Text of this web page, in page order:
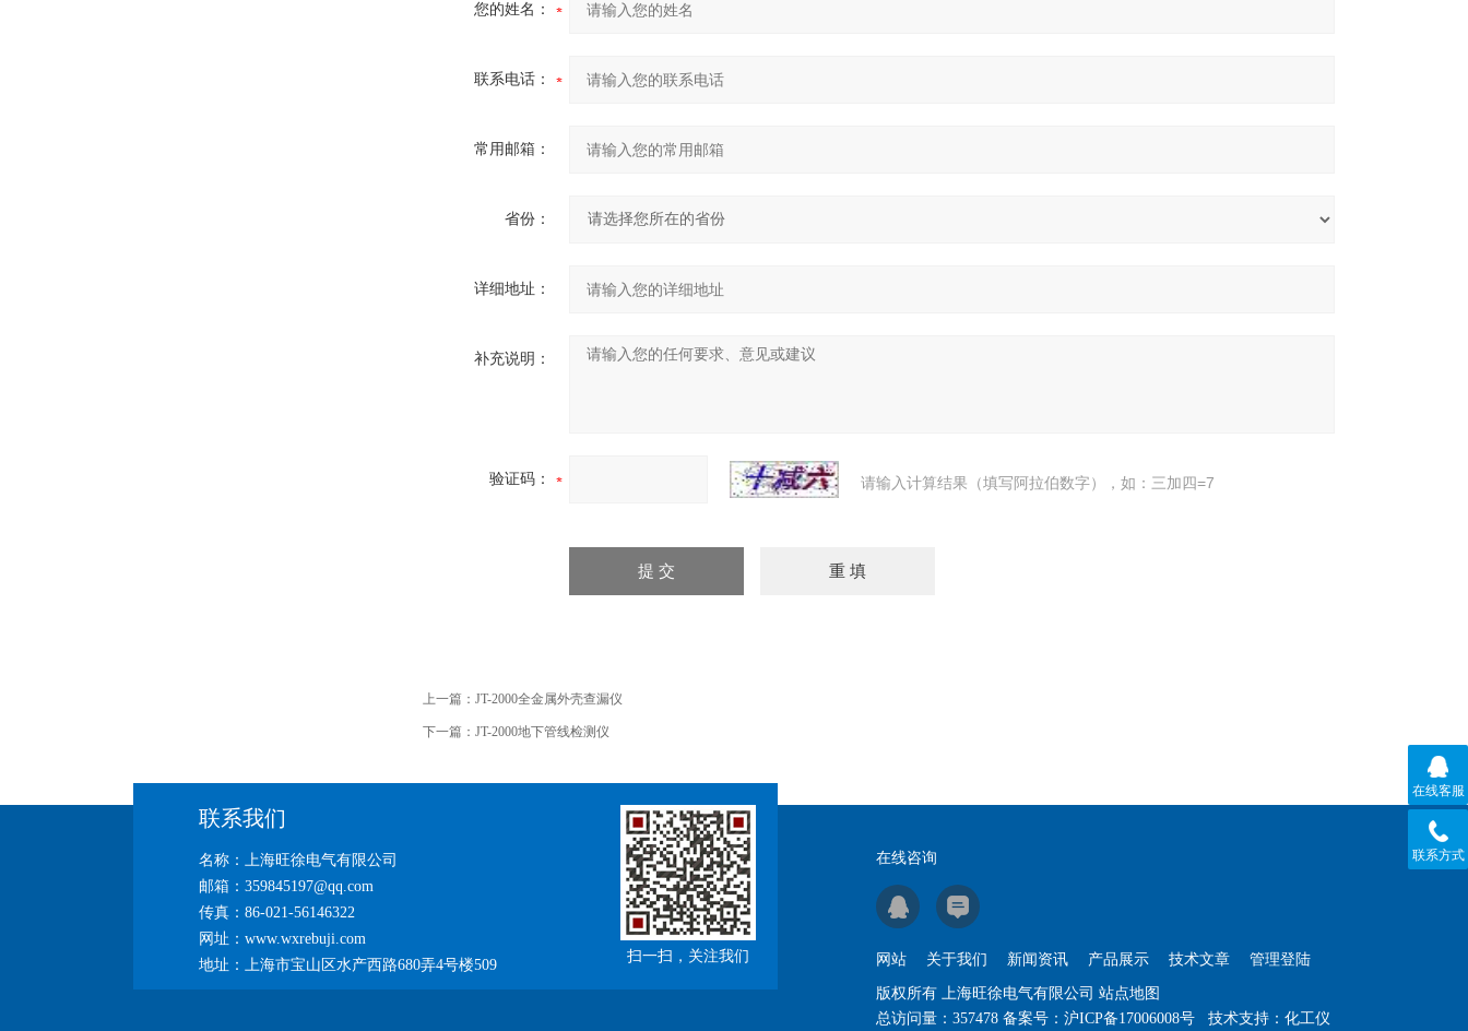
您的姓名：
联系电话：
常用邮箱：
省份：
详细地址：
补充说明：
验证码： 请输入计算结果（填写阿拉伯数字），如：三加四=7
上一篇： JT-2000全金属外壳查漏仪
下一篇： JT-2000地下管线检测仪
联系我们
名称：上海旺徐电气有限公司
邮箱：359845197@qq.com
传真：86-021-56146322
网址：www.wxrebuji.com
地址：上海市宝山区水产西路680弄4号楼509
扫一扫，关注我们
在线咨询
网站 关于我们 新闻资讯 产品展示 技术文章 管理登陆
版权所有 上海旺徐电气有限公司 站点地图
总访问量： 357478 备案号： 沪ICP备17006008号 技术支持： 化工仪
在线客服
联系方式